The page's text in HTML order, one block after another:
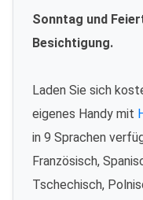
Sonntag und
Besichtigung.
Laden Sie sich
eigenes Handy mit
in 9 Sprachen
Französisch,
Tschechisch,